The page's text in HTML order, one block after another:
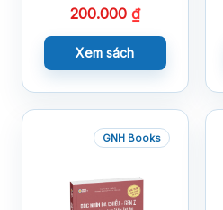
200.000 ₫
Xem sách
GNH Books